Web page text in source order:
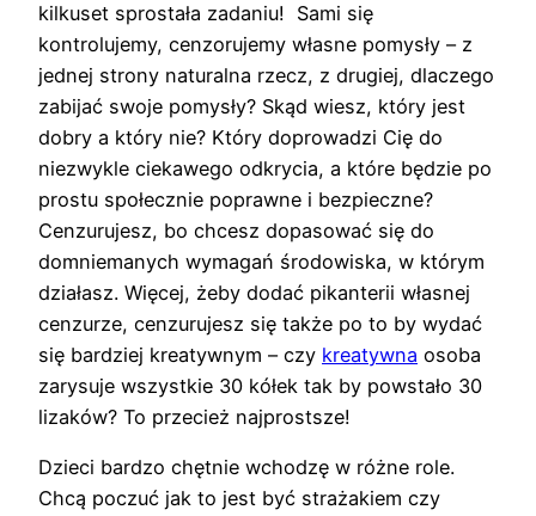
kilkuset sprostała zadaniu! Sami się
kontrolujemy, cenzorujemy własne pomysły – z
jednej strony naturalna rzecz, z drugiej, dlaczego
zabijać swoje pomysły? Skąd wiesz, który jest
dobry a który nie? Który doprowadzi Cię do
niezwykle ciekawego odkrycia, a które będzie po
prostu społecznie poprawne i bezpieczne?
Cenzurujesz, bo chcesz dopasować się do
domniemanych wymagań środowiska, w którym
działasz. Więcej, żeby dodać pikanterii własnej
cenzurze, cenzurujesz się także po to by wydać
się bardziej kreatywnym – czy kreatywna osoba
zarysuje wszystkie 30 kółek tak by powstało 30
lizaków? To przecież najprostsze!
Dzieci bardzo chętnie wchodzę w różne role.
Chcą poczuć jak to jest być strażakiem czy